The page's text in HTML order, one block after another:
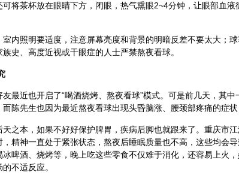
将茶杯放在眼睛下方，闭眼，热气熏眼2~4分钟，让眼部血液
内照明要适度，注意屏幕亮度和背景的明暗反差不要太大；
史、高度近视或干眼症的人士严禁熬夜看球。
最近也开启了“喝酒烧烤、熬夜看球”模式。可是前几天，其
陈先生也因为最近熬夜看球出现头昏脑涨、腰颈部疼痛的症状
之本，如果不好好保护脾胃，疾病后脚也就跟来了。重庆市
精神一直处于紧张状态，熬夜后睡眠质量也不高，这些均会
啤酒、烧烤等，晚上吃这些零食不仅难于消化，还容易上火
不适反应。